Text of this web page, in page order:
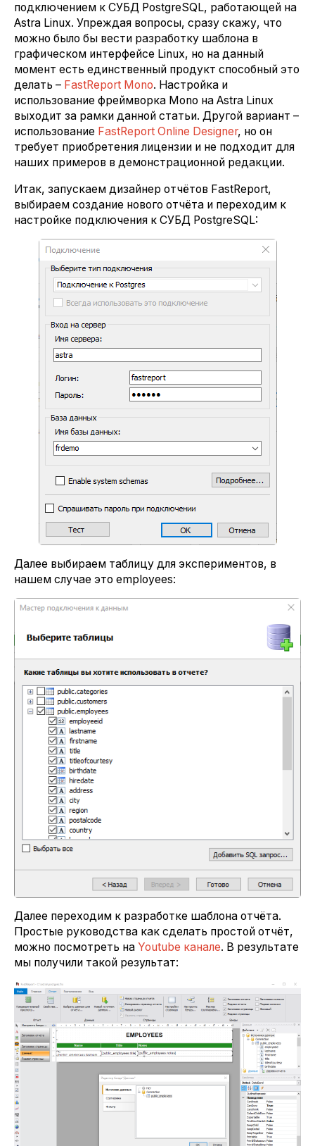
подключением к СУБД PostgreSQL, работающей на
Astra Linux. Упреждая вопросы, сразу скажу, что
можно было бы вести разработку шаблона в
графическом интерфейсе Linux, но на данный
момент есть единственный продукт способный это
делать – FastReport Mono. Настройка и
использование фреймворка Mono на Astra Linux
выходит за рамки данной статьи. Другой вариант –
использование FastReport Online Designer, но он
требует приобретения лицензии и не подходит для
наших примеров в демонстрационной редакции.
Итак, запускаем дизайнер отчётов FastReport,
выбираем создание нового отчёта и переходим к
настройке подключения к СУБД PostgreSQL:
Далее выбираем таблицу для экспериментов, в
нашем случае это employees:
Далее переходим к разработке шаблона отчёта.
Простые руководства как сделать простой отчёт,
можно посмотреть на Youtube канале. В результате
мы получили такой результат: